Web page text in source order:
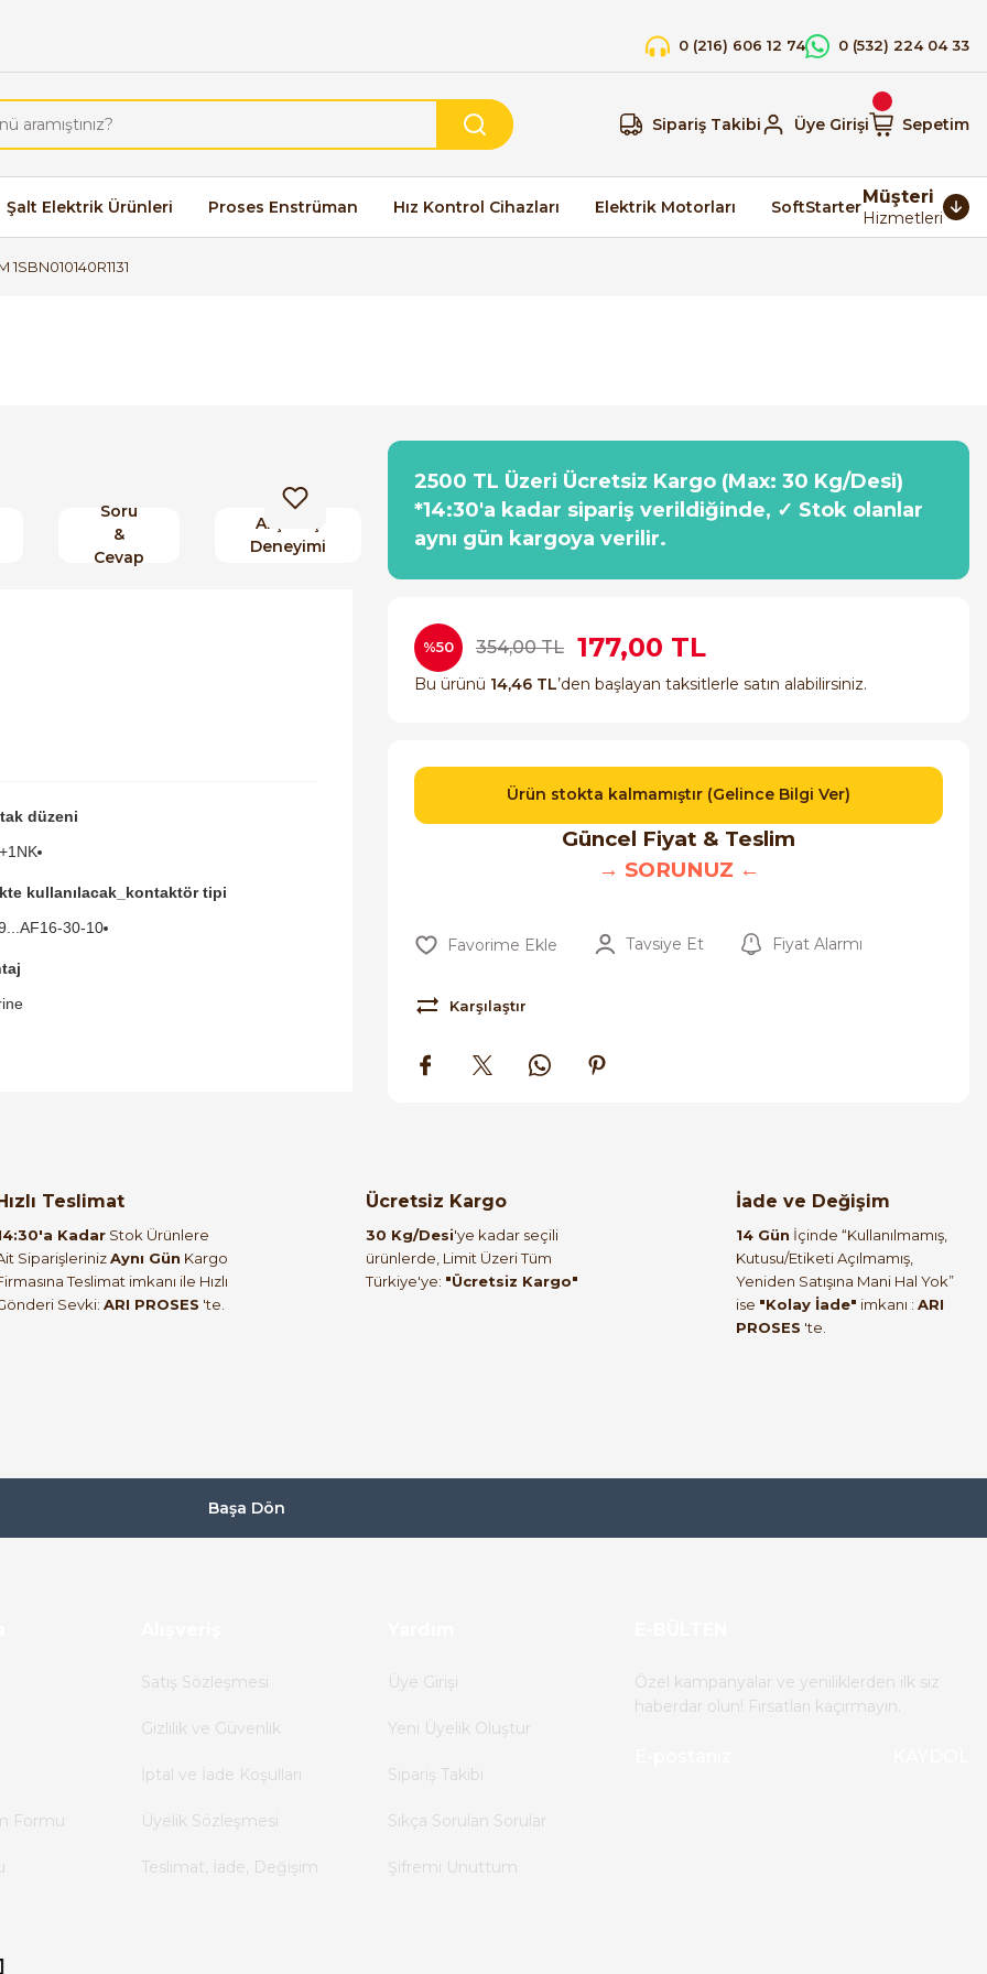
0 (216) 606 12 74 0 (532) 224 04 33
Sipariş Takibi Üye Girişi Sepetim
Şalt Elektrik Ürünleri Proses Enstrüman Hız Kontrol Cihazları Elektrik Motorları SoftStarterMüşteri
Hizmetleri
1SBN010140R1131
Soru
&
Cevap
Alışveriş
Deneyimi
düzeni
kullanılacak_kontaktör tipi
30-10
2500 TL Üzeri Ücretsiz Kargo (Max: 30 Kg/Desi)
*14:30'a kadar sipariş verildiğinde, ✓ Stok olanlar
aynı gün kargoya verilir.
%50 354,00 TL 177,00 TL
Bu ürünü 14,46 TL’den başlayan taksitlerle satın alabilirsiniz.
Ürün stokta kalmamıştır (Gelince Bilgi Ver)
Güncel Fiyat & Teslim
→ SORUNUZ ←
Tavsiye Et Fiyat Alarmı
Karşılaştır
Teslimat
Kadar Stok Ürünlere
SiparişlerinizAynı Gün Kargo
Teslimat imkanı ile Hızlı
Sevki: ARI PROSES 'te.
Ücretsiz Kargo
30 Kg/Desi'ye kadar seçili
ürünlerde, Limit Üzeri Tüm
Türkiye'ye: "Ücretsiz Kargo"
İade ve Değişim
14 Gün İçinde “Kullanılmamış,
Kutusu/Etiketi Açılmamış,
Yeniden Satışına Mani Hal Yok”
ise "Kolay İade" imkanı : ARI
PROSES 'te.
Başa Dön
Formu
Satış Sözleşmesi
Gizlilik ve Güvenlik
İptal ve İade Koşulları
Üyelik Sözleşmesi
Teslimat, İade, Değişim
Üye Girişi
Yeni Üyelik Oluştur
Sipariş Takibi
Sıkça Sorulan Sorular
Şifremi Unuttum
Özel kampanyalar ve yeniliklerden ilk siz
haberdar olun! Fırsatları kaçırmayın.